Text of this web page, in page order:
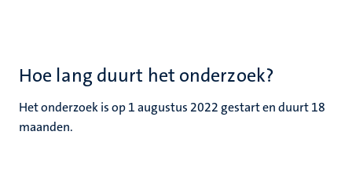
Hoe lang duurt het onderzoek?
Het onderzoek is op 1 augustus 2022 gestart en duurt 18
maanden.